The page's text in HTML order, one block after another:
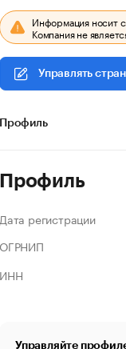
Информация носит
Компания не
Управлять
Профиль
Профиль
Дата регистрации
ОГРНИП
ИНН
Управляйте